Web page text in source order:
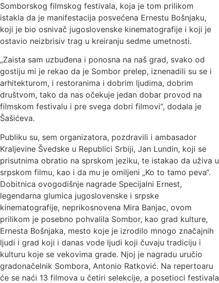
Somborskog filmskog festivala, koja je tom prilikom
istakla da je manifestacija posvećena Ernestu Bošnjaku,
koji je bio osnivač jugoslovenske kinematografije i koji je
ostavio neizbrisiv trag u kreiranju sedme umetnosti.
„Zaista sam uzbuđena i ponosna na naš grad, svako od
gostiju mi je rekao da je Sombor prelep, iznenadili su se i
arhitekturom, i restoranima i dobrim ljudima, dobrim
društvom, tako da nas očekuje jedan dobar provod na
filmskom festivalu i pre svega dobri filmovi“, dodala je
Šašićeva.
Publiku su, sem organizatora, pozdravili i ambasador
Kraljevine Švedske u Republici Srbiji, Jan Lundin, koji se
prisutnima obratio na sprskom jeziku, te istakao da uživa u
srpskom filmu, kao i da mu je omiljeni „Ko to tamo peva“.
Dobitnica ovogodišnje nagrade Specijalni Ernest,
legendarna glumica jugoslovenske i srpske
kinematografije, neprikosnovena Mira Banjac, ovom
prilikom je posebno pohvalila Sombor, kao grad kulture,
Ernesta Bošnjaka, mesto koje je izrodilo mnogo značajnih
ljudi i grad koji i danas vode ljudi koji čuvaju tradiciju i
kulturu koje se vekovima grade. Njoj je nagradu uručio
gradonačelnik Sombora, Antonio Ratković. Na repertoaru
će se naći 13 filmova u četiri selekcije, a posetioci festivala